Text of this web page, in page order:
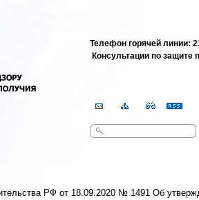
Телефон горячей линии:
Консультации по защите
Форма поиска
Поиск
РФ от 18.09.2020 № 1491 Об